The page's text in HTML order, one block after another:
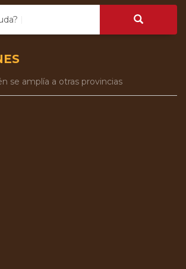
se amplía a otras provincias